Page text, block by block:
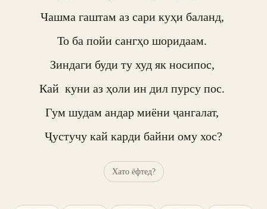
Чашма гаштам аз сари куҳи баланд,
То ба пойи сангҳо шоридаам.
Зиндаги буди ту худ як носипос,
Кай  куни аз ҳоли ин дил пурсу пос.
Гум шудам андар миёни ҷангалат,
Ҷустучу кай карди байни ому хос?
Хато ёфтед?